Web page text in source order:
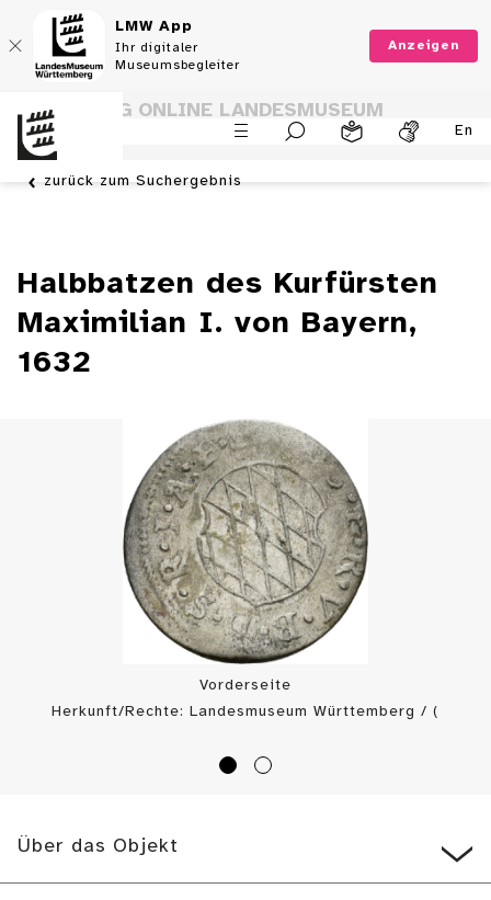
LMW App
Ihr digitaler
Museumsbegleiter
Anzeigen
En
SAMMLUNG ONLINE LANDESMUSEUM
WÜRTTEMBERG
zurück zum Suchergebnis
Halbbatzen des Kurfürsten
Maximilian I. von Bayern,
1632
Vorderseite
Herkunft/Rechte: Landesmuseum Württemberg / (
Über das Objekt